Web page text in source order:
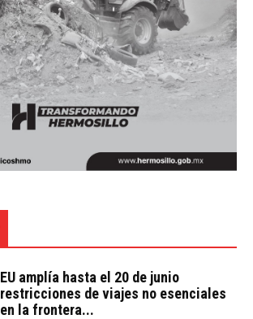
EU amplía hasta el 20 de junio
restricciones de viajes no esenciales
en la frontera...